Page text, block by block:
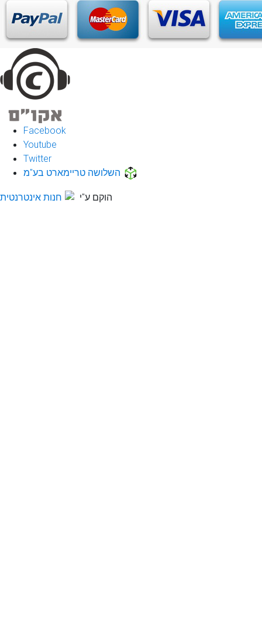
Facebook
Youtube
Twitter
השלושה טריימארט בע"מ
הוקם ע"י חנות אינטרנטית